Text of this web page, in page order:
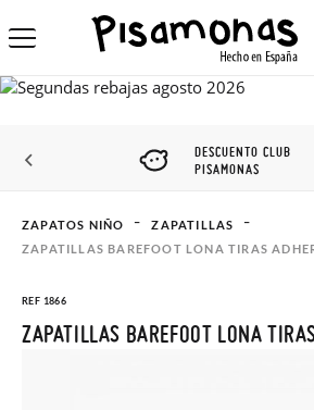
DESCUENTO CLUB
PISAMONAS
ZAPATOS NIÑO
ZAPATILLAS
ZAPATILLAS BAREFOOT LONA TIRAS
REF 1866
ZAPATILLAS BAREFOOT LONA